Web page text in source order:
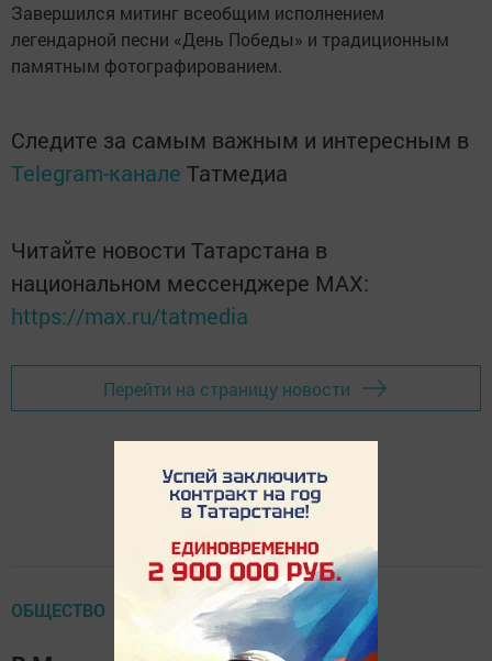
Завершился митинг всеобщим исполнением
легендарной песни «День Победы» и традиционным
памятным фотографированием.
Следите за самым важным и интересным в
Telegram-канале Татмедиа
Читайте новости Татарстана в
национальном мессенджере MАХ:
https://max.ru/tatmedia
Перейти на страницу новости
ОБЩЕСТВО